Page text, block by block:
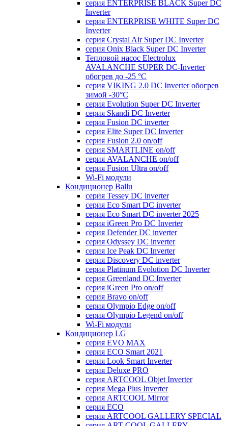
серия ENTERPRISE BLACK Super DC
Inverter
серия ENTERPRISE WHITE Super DC
Inverter
серия Crystal Air Super DC Inverter
серия Onix Black Super DC Inverter
Тепловой насос Electrolux
AVALANCHE SUPER DC-Inverter
обогрев до -25 °С
серия VIKING 2.0 DC Inverter обогрев
зимой -30°С
серия Evolution Super DC Inverter
серия Skandi DC Inverter
серия Fusion DC inverter
серия Elite Super DC Inverter
серия Fusion 2.0 on/off
серия SMARTLINE on/off
серия AVALANCHE on/off
серия Fusion Ultra on/off
Wi-Fi модули
Кондиционер Ballu
серия Tessey DC inverter
серия Eco Smart DC inverter
серия Eco Smart DC inverter 2025
серия iGreen Pro DC Inverter
серия Defender DC inverter
серия Odyssey DC inverter
серия Ice Peak DС Inverter
cерия Discovery DC inverter
серия Platinum Evolution DC Inverter
серия Greenland DC Inverter
серия iGreen Pro on/off
серия Bravo on/off
серия Olympio Edge on/off
серия Olympio Legend on/off
Wi-Fi модули
Кондиционер LG
серия EVO MAX
серия ECO Smart 2021
серия Look Smart Inverter
серия Deluxe PRO
серия ARTCOOL Objet Inverter
серия Mega Plus Inverter
серия ARTCOOL Mirror
серия ECO
серия ARTCOOL GALLERY SPECIAL